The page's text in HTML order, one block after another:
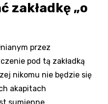
zakładkę „o
przez
pod tą zakładką
nikomu nie będzie się
akapitach